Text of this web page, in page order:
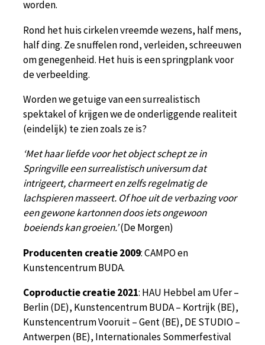
worden.
Rond het huis cirkelen vreemde wezens, half mens,
half ding. Ze snuffelen rond, verleiden, schreeuwen
om genegenheid. Het huis is een springplank voor
de verbeelding.
Worden we getuige van een surrealistisch
spektakel of krijgen we de onderliggende realiteit
(eindelijk) te zien zoals ze is?
‘Met haar liefde voor het object schept ze in
Springville een surrealistisch universum dat
intrigeert, charmeert en zelfs regelmatig de
lachspieren masseert. Of hoe uit de verbazing voor
een gewone kartonnen doos iets ongewoon
boeiends kan groeien.’(De Morgen)
Producenten creatie 2009: CAMPO en
Kunstencentrum BUDA.
Coproductie creatie 2021: HAU Hebbel am Ufer –
Berlin (DE), Kunstencentrum BUDA – Kortrijk (BE),
Kunstencentrum Vooruit – Gent (BE), DE STUDIO –
Antwerpen (BE), Internationales Sommerfestival